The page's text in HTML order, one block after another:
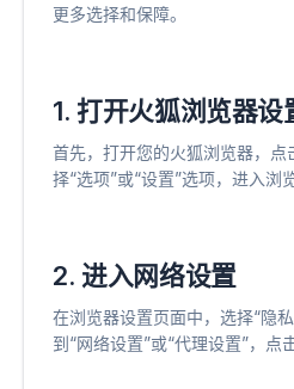
更多选择和保障。
1. 打开火狐浏览器设
首先，打开您的火狐浏览器，
择“选项”或“设置”选项，进入浏
2. 进入网络设置
在浏览器设置页面中，选择“隐
到“网络设置”或“代理设置”，点